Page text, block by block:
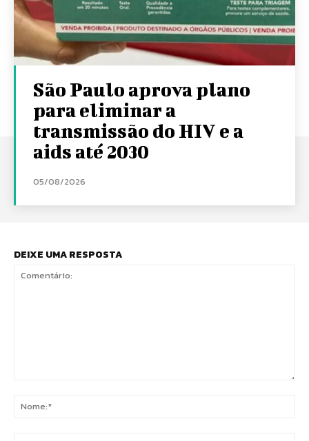
São Paulo aprova plano
para eliminar a
transmissão do HIV e a
aids até 2030
05/08/2026
DEIXE UMA RESPOSTA